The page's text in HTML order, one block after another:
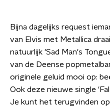
Bijna dagelijks request
van Elvis met Metallica
natuurlijk 'Sad Man's
van de Deense
originele geluid mooi op:
Ook deze nieuwe single
Je kunt het terugvinden